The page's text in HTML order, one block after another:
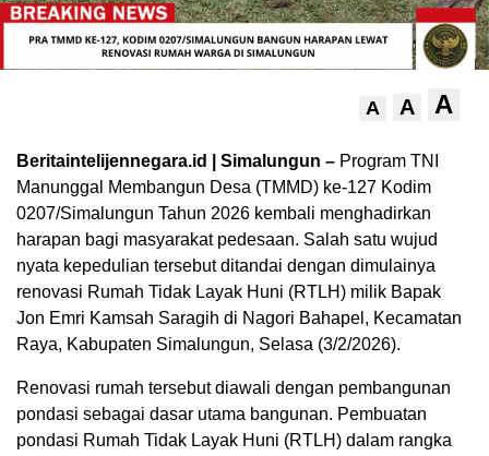
A A A
Beritaintelijennegara.id | Simalungun – Program TNI
Manunggal Membangun Desa (TMMD) ke-127 Kodim
0207/Simalungun Tahun 2026 kembali menghadirkan
harapan bagi masyarakat pedesaan. Salah satu wujud
nyata kepedulian tersebut ditandai dengan dimulainya
renovasi Rumah Tidak Layak Huni (RTLH) milik Bapak
Jon Emri Kamsah Saragih di Nagori Bahapel, Kecamatan
Raya, Kabupaten Simalungun, Selasa (3/2/2026).
Renovasi rumah tersebut diawali dengan pembangunan
pondasi sebagai dasar utama bangunan. Pembuatan
pondasi Rumah Tidak Layak Huni (RTLH) dalam rangka